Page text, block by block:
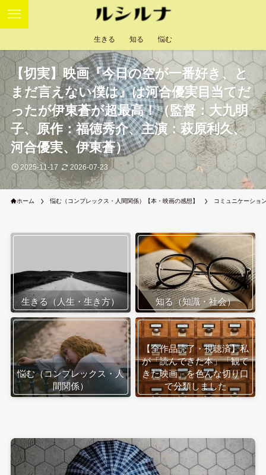
生きる 知る 悩む
【切実】映画『今日の空が一番好き、と
まだ言えない僕は』は河合優実目当てだ
ったが伊東蒼が超最高！（監督：大九明
子、原作：福徳秀介、主演：萩原利久、
河合優実、伊東蒼）
2025-11-17 2026-07-23
ホーム 悩む（コンプレックス・人間関係）【本・映画の感想】 コミュニケーショ
生きる（人生・生き方） 知る（知識・社会）
悩む（コンプレックス・人
間関係）
【全作品読了・視聴済】私
が「読んできた本」「観て
きた映画」を色んな切り口
で分類しました